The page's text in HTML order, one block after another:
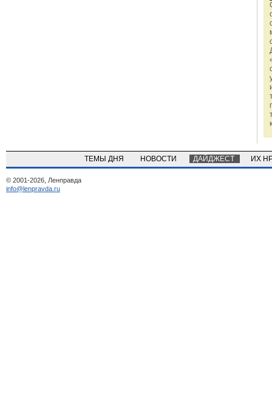
ТЕМЫ ДНЯ НОВОСТИ ДАЙДЖЕСТ ИХ
© 2001-2026, Ленправда
info@lenpravda.ru